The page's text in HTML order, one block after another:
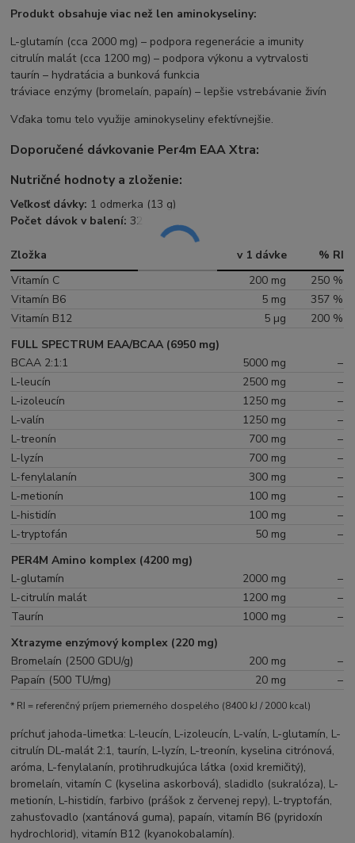
Produkt obsahuje viac než len aminokyseliny:
L-glutamín (cca 2000 mg) – podpora regenerácie a imunity
citrulín malát (cca 1200 mg) – podpora výkonu a vytrvalosti
taurín – hydratácia a bunková funkcia
tráviace enzýmy (bromelaín, papaín) – lepšie vstrebávanie živín
Vďaka tomu telo využije aminokyseliny efektívnejšie.
Doporučené dávkovanie Per4m EAA Xtra:
Nutričné hodnoty a zloženie:
Veľkosť dávky: 1 odmerka (13 g)
Počet dávok v balení: 32
Zložka v 1 dávke
% RI
Vitamín C
200 mg
250 %
Vitamín B6
5 mg
357 %
Vitamín B12
5 µg
200 %
FULL SPECTRUM EAA/BCAA (6950 mg)
BCAA 2:1:1
5000 mg
–
L-leucín
2500 mg
–
L-izoleucín
1250 mg
–
L-valín
1250 mg
–
L-treonín
700 mg
–
L-lyzín
700 mg
–
L-fenylalanín
300 mg
–
L-metionín
100 mg
–
L-histidín
100 mg
–
L-tryptofán
50 mg
–
PER4M Amino komplex (4200 mg)
L-glutamín
2000 mg
–
L-citrulín malát
1200 mg
–
Taurín
1000 mg
–
Xtrazyme enzýmový komplex (220 mg)
Bromelaín (2500 GDU/g)
200 mg
–
Papaín (500 TU/mg)
20 mg –
* RI = referenčný príjem priemerného dospelého (8400 kJ / 2000 kcal)
príchuť jahoda-limetka: L-leucín, L-izoleucín, L-valín, L-glutamín, L-
citrulín DL-malát 2:1, taurín, L-lyzín, L-treonín, kyselina citrónová,
aróma, L-fenylalanín, protihrudkujúca látka (oxid kremičitý),
bromelaín, vitamín C (kyselina askorbová), sladidlo (sukralóza), L-
metionín, L-histidín, farbivo (prášok z červenej repy), L-tryptofán,
zahusťovadlo (xantánová guma), papaín, vitamín B6 (pyridoxín
hydrochlorid), vitamín B12 (kyanokobalamín).